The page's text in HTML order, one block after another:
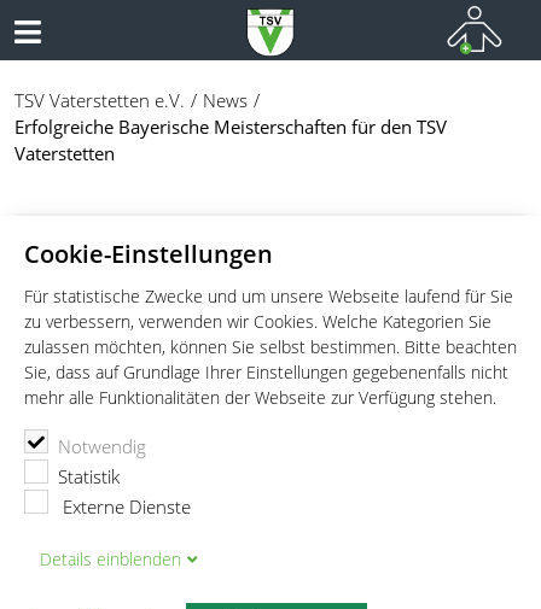
Cookie-Einstellungen
Für statistische Zwecke und um unsere Webseite laufend für Sie
zu verbessern, verwenden wir Cookies. Welche Kategorien Sie
zulassen möchten, können Sie selbst bestimmen. Bitte beachten
Sie, dass auf Grundlage Ihrer Einstellungen gegebenenfalls nicht
mehr alle Funktionalitäten der Webseite zur Verfügung stehen.
Notwendig
Statistik
Externe Dienste
Details einblenden
TSV Vaterstetten e.V.
News
Erfolgreiche Bayerische Meisterschaften für den TSV
Vaterstetten
Erfolgreiche Bayerische
Meisterschaften für den TSV
Vaterstetten
von Florian Maurer
Zwei Qualifikationen für Lena
Jahrgangsmeisterschaften